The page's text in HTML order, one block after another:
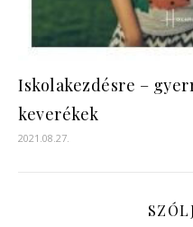
Iskolakezdésre –
keverékek
2021.08.27.